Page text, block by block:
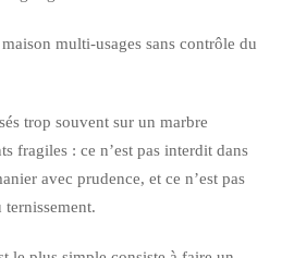
multi-usages sans contrôle du
trop souvent sur un marbre
fragiles : ce n’est pas interdit dans
avec prudence, et ce n’est pas